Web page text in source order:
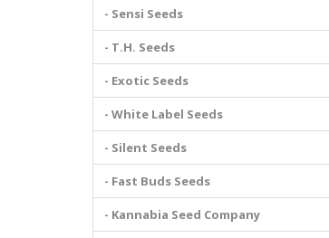
- Sensi Seeds
- T.H. Seeds
- Exotic Seeds
- White Label Seeds
- Silent Seeds
- Fast Buds Seeds
- Kannabia Seed Company